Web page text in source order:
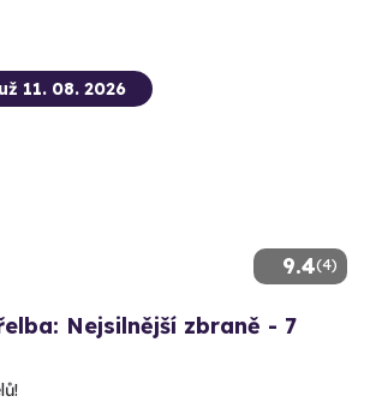
9.4(4)
11. 08. 2026
Nejsilnější zbraně - 7